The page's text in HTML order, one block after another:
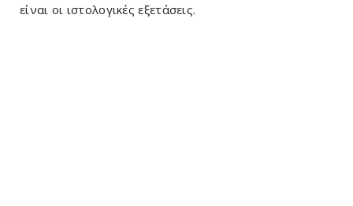
είναι οι ιστολογικές εξετάσεις.